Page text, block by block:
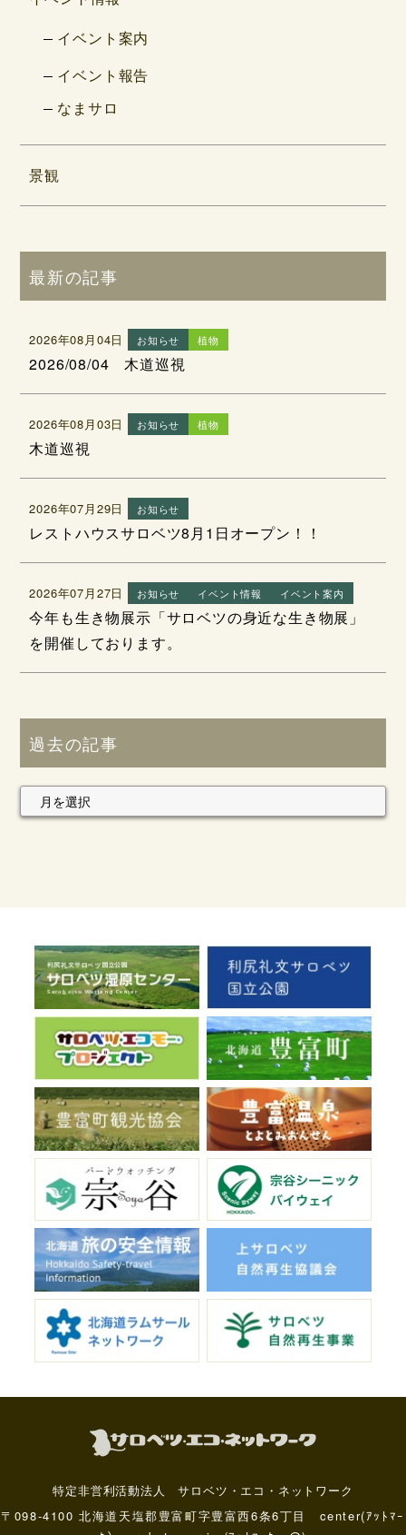
イベント案内
イベント報告
なまサロ
景観
最新の記事
2026年08月04日 お知らせ 植物
2026/08/04 木道巡視
2026年08月03日 お知らせ 植物
木道巡視
2026年07月29日 お知らせ
レストハウスサロベツ8月1日オープン！！
2026年07月27日 お知らせ イベント情報 イベント案内
今年も生き物展示「サロベツの身近な生き物展」
を開催しております。
過去の記事
特定非営利活動法人 サロベツ・エコ・ネットワーク
〒098-4100 北海道天塩郡豊富町字豊富西6条6丁目 center(ｱｯﾄﾏｰ